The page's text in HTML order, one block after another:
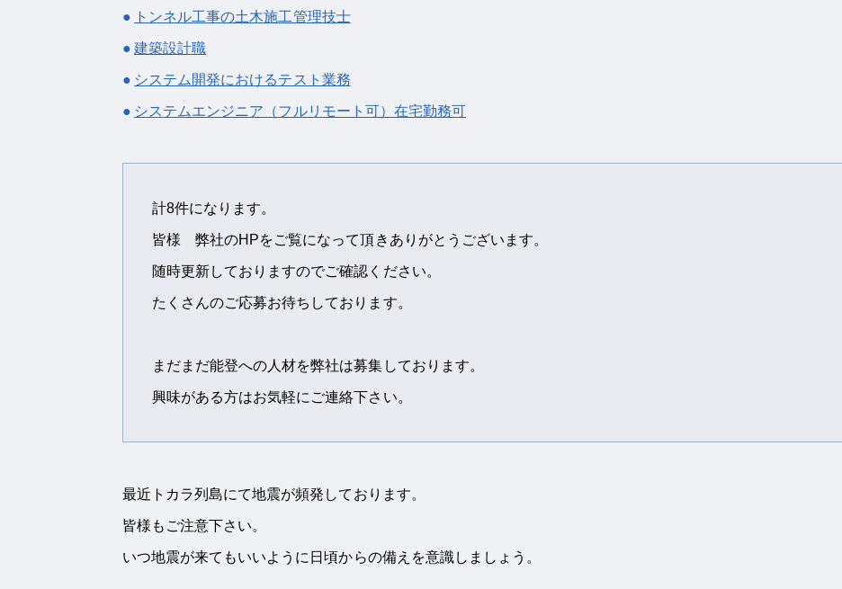
トンネル工事の土木施工管理技士
建築設計職
システム開発におけるテスト業務
システムエンジニア（フルリモート可）在宅勤務可
計8件になります。
皆様 弊社のHPをご覧になって頂きありがとうございます。
随時更新しておりますのでご確認ください。
たくさんのご応募お待ちしております。
まだまだ能登への人材を弊社は募集しております。
興味がある方はお気軽にご連絡下さい。
最近トカラ列島にて地震が頻発しております。
皆様もご注意下さい。
いつ地震が来てもいいように日頃からの備えを意識しましょう。